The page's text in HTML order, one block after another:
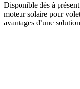
Disponible dès à
moteur solaire pour
avantages d’une